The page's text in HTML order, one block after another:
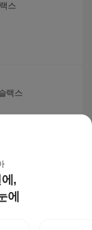
,
에
스
랙스
츠 여자 밴딩 바지